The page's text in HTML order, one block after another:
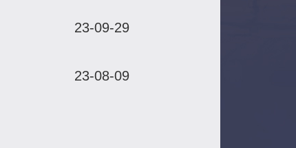
23-09-29
23-08-09